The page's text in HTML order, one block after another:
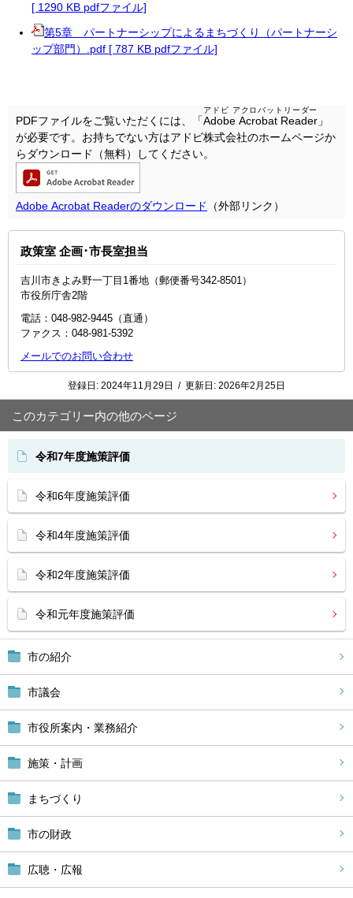
市の紹介
市議会
市役所案内・業務紹介
施策・計画
まちづくり
市の財政
広聴・広報
[ 1290 KB pdfファイル]
第5章 パートナーシップによるまちづくり（パートナーシ
ップ部門）.pdf [ 787 KB pdfファイル]
PDFファイルをご覧いただくには、「Adobe Acrobat Reader
アドビ アクロバットリーダー
」
が必要です。お持ちでない方はアドビ株式会社のホームページか
らダウンロード（無料）してください。
Adobe Acrobat Readerのダウンロード （外部リンク）
政策室 企画･市長室担当
吉川市きよみ野一丁目1番地（郵便番号342-8501）
市役所庁舎2階
電話：048‐982‐9445（直通）
ファクス：048-981-5392
メールでのお問い合わせ
登録日: 2024年11月29日 / 更新日: 2026年2月25日
このカテゴリー内の他のページ
令和7年度施策評価
令和6年度施策評価
令和4年度施策評価
令和2年度施策評価
令和元年度施策評価